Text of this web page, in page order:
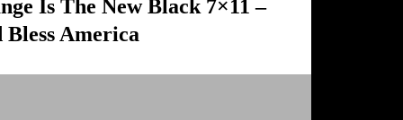
Is The New Black 7×11 –
Bless America